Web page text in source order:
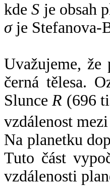
kdeS je obsah
σje Stefanova-
Uvažujeme,
černá tělesa.
SlunceR (696
vzdálenost
Na planetku
Tuto část
vzdálenosti